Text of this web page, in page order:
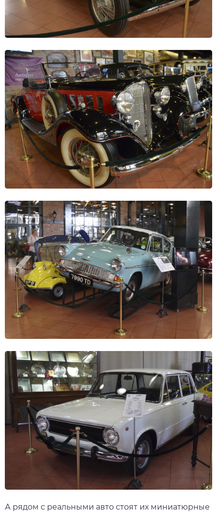
А рядом с реальными авто стоят их миниатюрные